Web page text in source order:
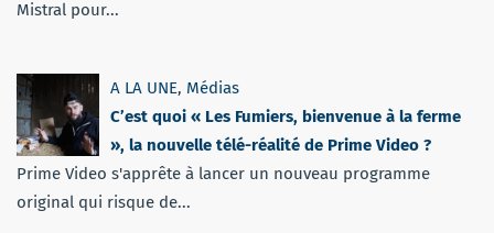
Mistral pour...
A LA UNE, Médias
C’est quoi « Les Fumiers, bienvenue à la ferme
», la nouvelle télé-réalité de Prime Video ?
Prime Video s'apprête à lancer un nouveau programme
original qui risque de...